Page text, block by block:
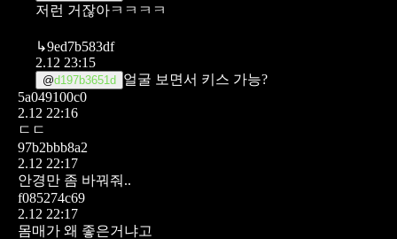
저런 거잖아ㅋㅋㅋㅋ
↳9ed7b583df
2.12 23:15
@d197b3651d
얼굴 보면서 키스 가능?
5a049100c0
2.12 22:16
ㄷㄷ
97b2bbb8a2
2.12 22:17
안경만 좀 바꿔줘..
f085274c69
2.12 22:17
몸매가 왜 좋은거냐고